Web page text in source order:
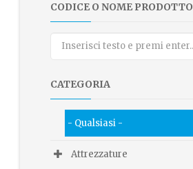
CODICE O NOME PRODOTTO
CATEGORIA
- Qualsiasi -
Attrezzature